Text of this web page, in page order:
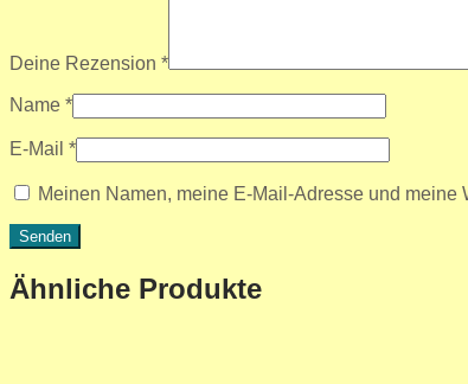
Deine Rezension *
Name *
E-Mail *
Meinen Namen, meine E-Mail-Adresse und
Ähnliche Produkte